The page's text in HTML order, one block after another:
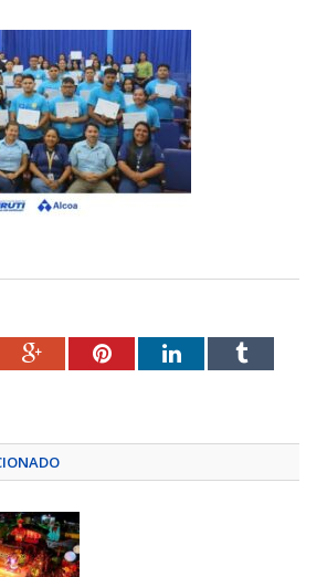
Google+PinterestLinkedInTumblr